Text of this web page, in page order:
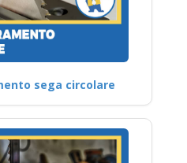
sega circolare